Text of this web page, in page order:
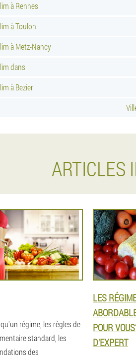
à Rennes
à Toulon
à Metz-Nancy
dans
à Bezier
ARTICLES
régime, les règles de
standard, les
des
LES
POUR
D'EXPERT